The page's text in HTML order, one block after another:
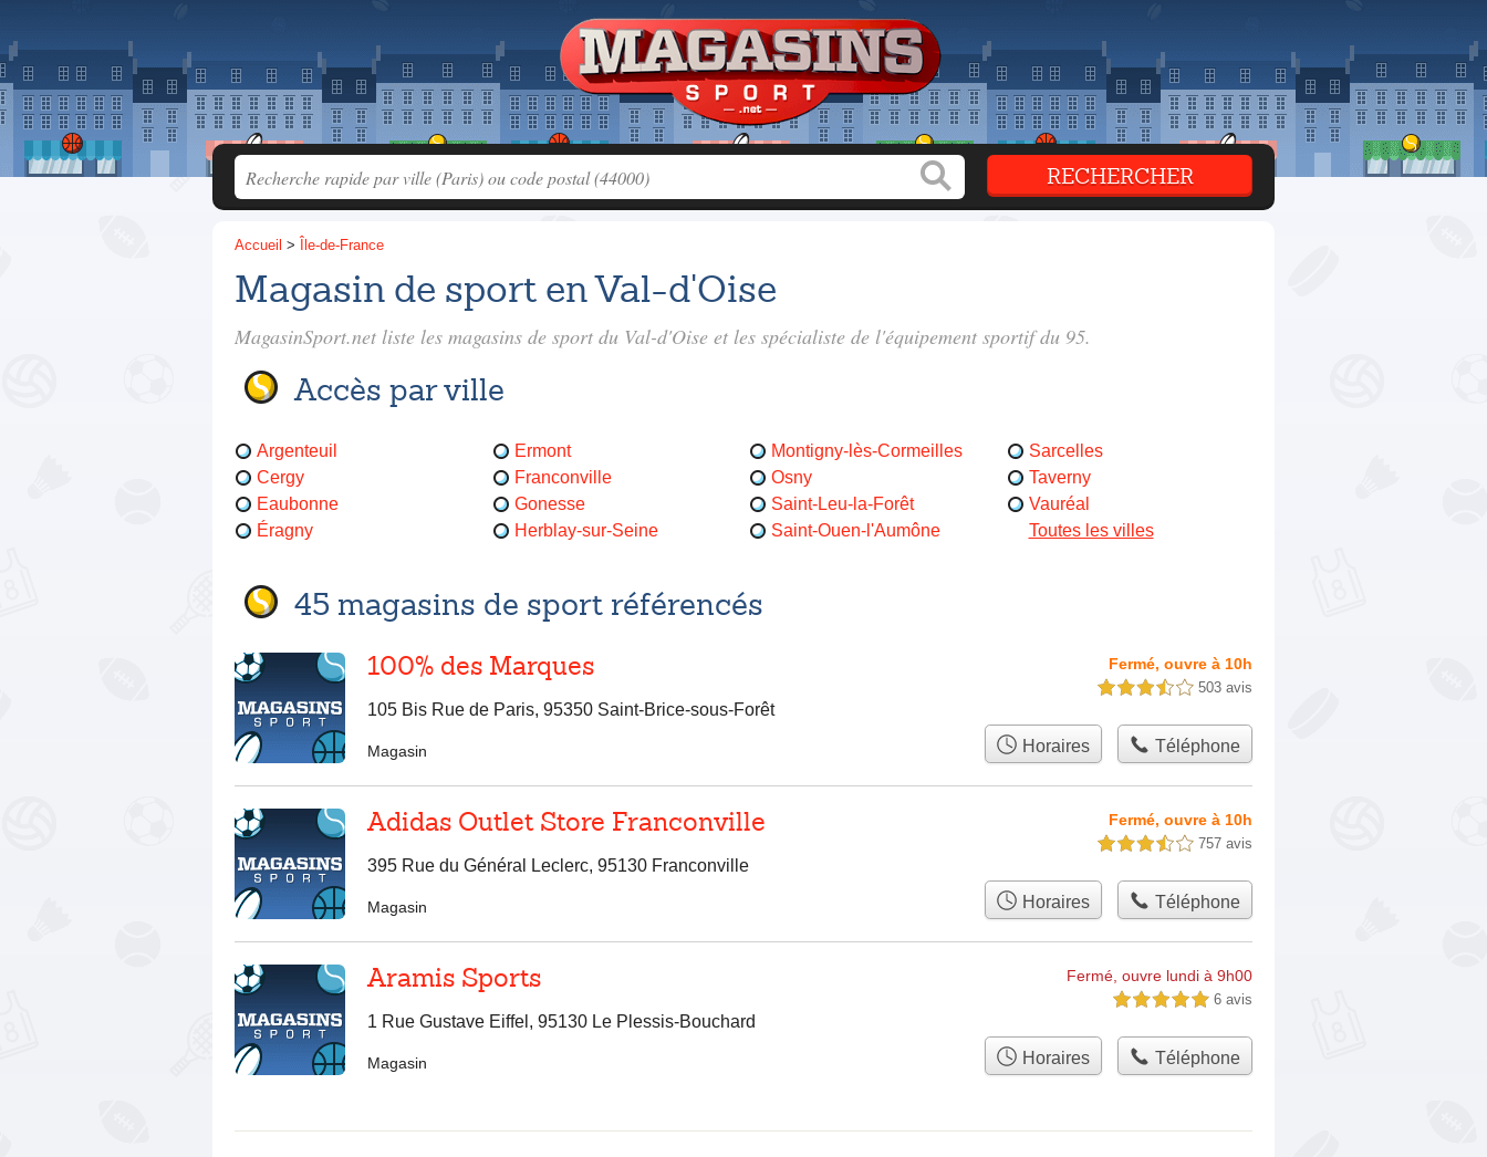
Accueil > Île-de-France
Magasin de sport en Val-d'Oise
MagasinSport.net liste les magasins de sport du Val-d'Oise et les spécialiste de l'équipement sportif du 95.
Accès par ville
Argenteuil
Cergy
Eaubonne
Éragny
Ermont
Franconville
Gonesse
Herblay-sur-Seine
Montigny-lès-Cormeilles
Osny
Saint-Leu-la-Forêt
Saint-Ouen-l'Aumône
Sarcelles
Taverny
Vauréal
Toutes les villes
45 magasins de sport référencés
100% des Marques
105 Bis Rue de Paris, 95350 Saint-Brice-sous-Forêt
Fermé, ouvre à 10h
3,5 étoiles sur 5 503 avis
Magasin Horaires Téléphone
Adidas Outlet Store Franconville
395 Rue du Général Leclerc, 95130 Franconville
Fermé, ouvre à 10h
3,5 étoiles sur 5 757 avis
Magasin Horaires Téléphone
Aramis Sports
1 Rue Gustave Eiffel, 95130 Le Plessis-Bouchard
Fermé, ouvre lundi à 9h00
5,0 étoiles sur 5 6 avis
Magasin Horaires Téléphone